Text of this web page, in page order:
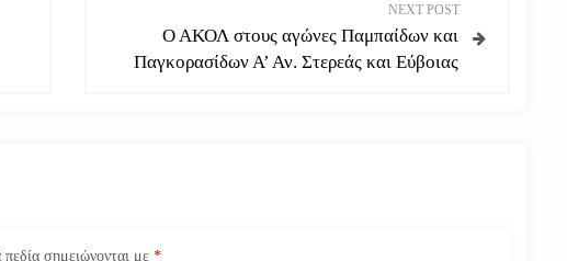
NEXT POST
Ο ΑΚΟΛ στους αγώνες Παμπαίδων και
Παγκορασίδων Α’ Αν. Στερεάς και Εύβοιας
πεδία σημειώνονται με*